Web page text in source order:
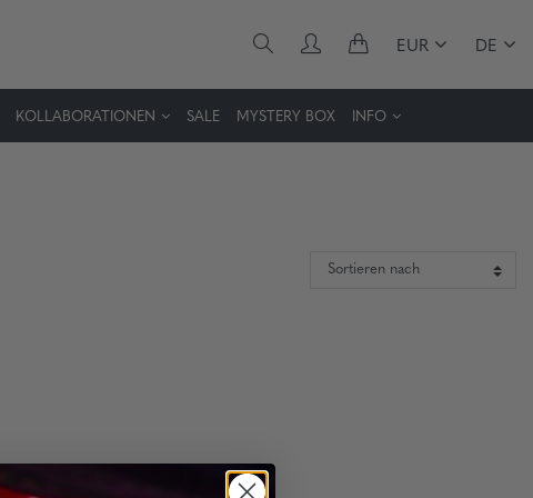
EUR DE
KOLLABORATIONEN SALE MYSTERY BOX INFO